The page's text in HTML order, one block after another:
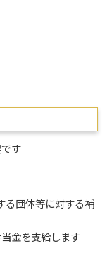
す
る団体等に対する補
金を支給します